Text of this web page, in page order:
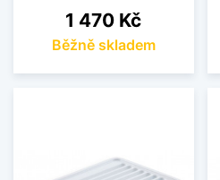
Cena
1 470 Kč
Běžně skladem